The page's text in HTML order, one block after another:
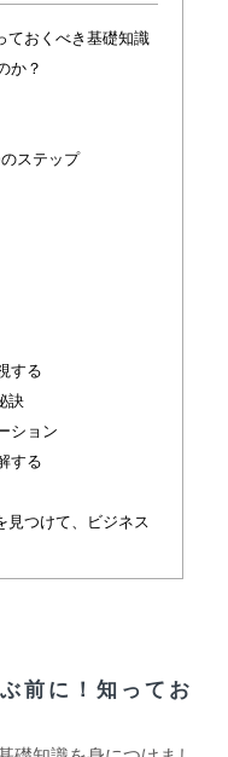
ておくべき基礎知識
か？
ステップ
する
訣
ション
する
見つけて、ビジネス
前に！知ってお